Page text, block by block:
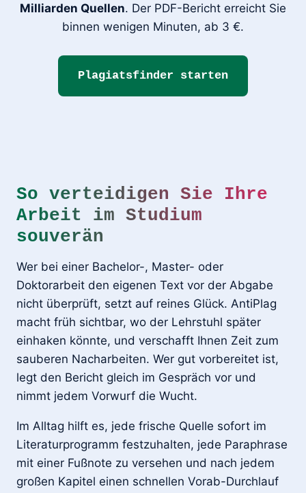
Milliarden Quellen. Der PDF-Bericht erreicht Sie
binnen wenigen Minuten, ab 3 €.
Plagiatsfinder starten
So verteidigen Sie Ihre
Arbeit im Studium
souverän
Wer bei einer Bachelor-, Master- oder
Doktorarbeit den eigenen Text vor der Abgabe
nicht überprüft, setzt auf reines Glück. AntiPlag
macht früh sichtbar, wo der Lehrstuhl später
einhaken könnte, und verschafft Ihnen Zeit zum
sauberen Nacharbeiten. Wer gut vorbereitet ist,
legt den Bericht gleich im Gespräch vor und
nimmt jedem Vorwurf die Wucht.
Im Alltag hilft es, jede frische Quelle sofort im
Literaturprogramm festzuhalten, jede Paraphrase
mit einer Fußnote zu versehen und nach jedem
großen Kapitel einen schnellen Vorab-Durchlauf